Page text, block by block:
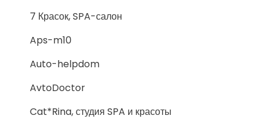
7 Красок, SPA-салон
Aps-m10
Auto-helpdom
AvtoDoctor
Cat*Rina, студия SPA и красоты